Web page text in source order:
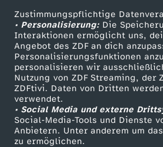
Zustimmungspflichtige
• Personalisierung:Die
Interaktionen ermöglicht uns,
Angebot des ZDF an dich
Personalisierungsfunktionen
personalisieren wir
Nutzung von ZDF Streaming, der
ZDFtivi. Daten von Dritten
verwendet.
• Social Media und externe
Social-Media-Tools und Dienste
Anbietern. Unter anderem um
zu ermöglichen.
Livestreams
Sendungen A-Z
TV-Programm
Hilfe
ZDF Unternehmen
Karriere